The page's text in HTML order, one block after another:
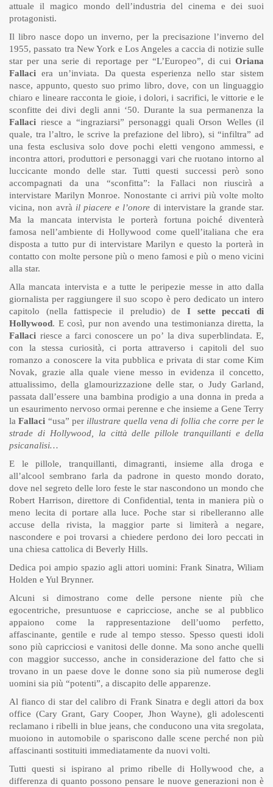
attuale il magico mondo dell’industria del cinema e dei suoi
protagonisti.
Il libro nasce dopo un inverno, per la precisazione l’inverno del
1955, passato tra New York e Los Angeles a caccia di notizie sulle
star per una serie di reportage per “L’Europeo”, di cui Oriana
Fallaci era un’inviata. Da questa esperienza nello star sistem
nasce, appunto, questo suo primo libro, dove, con un linguaggio
chiaro e lineare racconta le gioie, i dolori, i sacrifici, le vittorie e le
sconfitte dei divi degli anni ‘50. Durante la sua permanenza la
Fallaci riesce a “ingraziarsi” personaggi quali Orson Welles (il
quale, tra l’altro, le scrive la prefazione del libro), si “infiltra” ad
una festa esclusiva solo dove pochi eletti vengono ammessi, e
incontra attori, produttori e personaggi vari che ruotano intorno al
luccicante mondo delle star. Tutti questi successi però sono
accompagnati da una “sconfitta”: la Fallaci non riuscirà a
intervistare Marilyn Monroe. Nonostante ci arrivi più volte molto
vicina, non avrà il piacere e l’onore di intervistare la grande star.
Ma la mancata intervista le porterà fortuna poiché diventerà
famosa nell’ambiente di Hollywood come quell’italiana che era
disposta a tutto pur di intervistare Marilyn e questo la porterà in
contatto con molte persone più o meno famosi e più o meno vicini
alla star.
Alla mancata intervista e a tutte le peripezie messe in atto dalla
giornalista per raggiungere il suo scopo è pero dedicato un intero
capitolo (nella fattispecie il preludio) de I sette peccati di
Hollywood. E così, pur non avendo una testimonianza diretta, la
Fallaci riesce a farci conoscere un po’ la diva superblindata. E,
con la stessa curiosità, ci porta attraverso i capitoli del suo
romanzo a conoscere la vita pubblica e privata di star come Kim
Novak, grazie alla quale viene messo in evidenza il concetto,
attualissimo, della glamourizzazione delle star, o Judy Garland,
passata dall’essere una bambina prodigio a una donna in preda a
un esaurimento nervoso ormai perenne e che insieme a Gene Terry
laFallaci “usa” per illustrare quella vena di follia che corre per le
strade di Hollywood, la città delle pillole tranquillanti e della
psicanalisi…
E le pillole, tranquillanti, dimagranti, insieme alla droga e
all’alcool sembrano farla da padrone in questo mondo dorato,
dove nel segreto delle loro feste le star nascondono un mondo che
Robert Harrison, direttore di Confidential, tenta in maniera più o
meno lecita di portare alla luce. Poche star si ribelleranno alle
accuse della rivista, la maggior parte si limiterà a negare,
nascondere e poi trovarsi a chiedere perdono dei loro peccati in
una chiesa cattolica di Beverly Hills.
Dedica poi ampio spazio agli attori uomini: Frank Sinatra, Wiliam
Holden e Yul Brynner.
Alcuni si dimostrano come delle persone niente più che
egocentriche, presuntuose e capricciose, anche se al pubblico
appaiono come la rappresentazione dell’uomo perfetto,
affascinante, gentile e rude al tempo stesso. Spesso questi idoli
sono più capricciosi e vanitosi delle donne. Ma sono anche quelli
con maggior successo, anche in considerazione del fatto che si
trovano in un paese dove le donne sono sia più numerose degli
uomini sia più “potenti”, a discapito delle apparenze.
Al fianco di star del calibro di Frank Sinatra e degli attori da box
office (Cary Grant, Gary Cooper, Jhon Wayne), gli adolescenti
reclamano i ribelli in blue jeans, che conducono una vita sregolata,
muoiono in automobile o spariscono dalle scene perché non più
affascinanti sostituiti immediatamente da nuovi volti.
Tutti questi si ispirano al primo ribelle di Hollywood che, a
differenza di quanto possono pensare le nuove generazioni non è